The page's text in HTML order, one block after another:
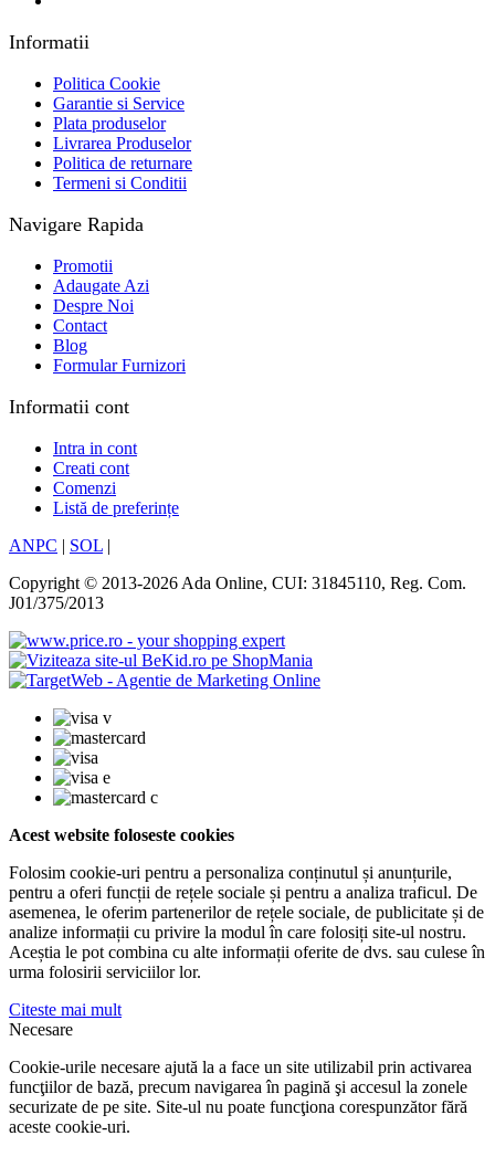
Informatii
Politica Cookie
Garantie si Service
Plata produselor
Livrarea Produselor
Politica de returnare
Termeni si Conditii
Navigare Rapida
Promotii
Adaugate Azi
Despre Noi
Contact
Blog
Formular Furnizori
Informatii cont
Intra in cont
Creati cont
Comenzi
Listă de preferințe
ANPC | SOL |
Copyright © 2013-2026 Ada Online, CUI: 31845110, Reg. Com.
J01/375/2013
Acest website foloseste cookies
Folosim cookie-uri pentru a personaliza conținutul și anunțurile,
pentru a oferi funcții de rețele sociale și pentru a analiza traficul. De
asemenea, le oferim partenerilor de rețele sociale, de publicitate și de
analize informații cu privire la modul în care folosiți site-ul nostru.
Aceștia le pot combina cu alte informații oferite de dvs. sau culese în
urma folosirii serviciilor lor.
Citeste mai mult
Necesare
Cookie-urile necesare ajută la a face un site utilizabil prin activarea
funcţiilor de bază, precum navigarea în pagină şi accesul la zonele
securizate de pe site. Site-ul nu poate funcţiona corespunzător fără
aceste cookie-uri.